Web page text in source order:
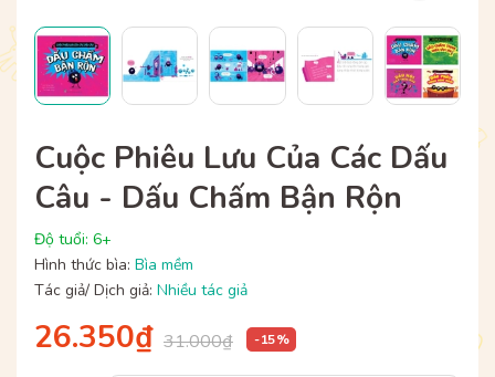
Cuộc Phiêu Lưu Của Các Dấu
Câu - Dấu Chấm Bận Rộn
Độ tuổi: 6+
Hình thức bìa: Bìa mềm
Tác giả/ Dịch giả: Nhiều tác giả
26.350₫ 31.000₫ - 15 %